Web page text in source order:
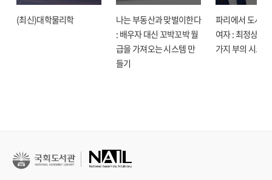
(최신)대학물리학
나는 부동산과 맞벌이한다
: 배우자 대신 꼬박꼬박 월
급을 가져오는 시스템 만
들기
파리에서 도시락
여자 : 최정상으
가지 부의 시크릿